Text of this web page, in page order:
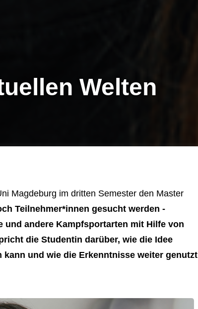
Welten
Magdeburg im dritten Semester den Master
Teilnehmer*innen gesucht werden -
andere Kampfsportarten mit Hilfe von
die Studentin darüber, wie die Idee
und wie die Erkenntnisse weiter genutzt